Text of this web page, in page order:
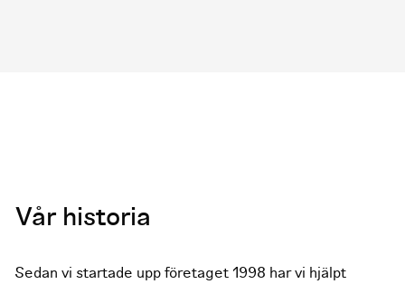
Vår historia
Sedan vi startade upp företaget 1998 har vi hjälpt